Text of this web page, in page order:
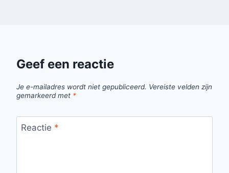
Geef een reactie
Je e-mailadres wordt niet gepubliceerd. Vereiste velden zijn
gemarkeerd met *
Reactie *